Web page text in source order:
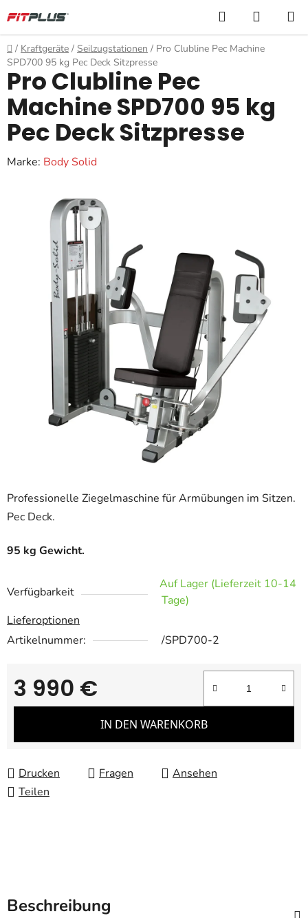
Inhalt
springen
Suchen
Startseite
/ Kraftgeräte / Seilzugstationen / Pro Clubline Pec Machine
SPD700 95 kg Pec Deck Sitzpresse
Professionelle Ziegelmaschine für Armübungen im Sitzen.
Pec Deck.
95 kg Gewicht.
Verfügbarkeit
Auf Lager (Lieferzeit 10-14
Tage)
Lieferoptionen
Artikelnummer:
/SPD700-2
3 990 €
Verkaufspreis:
IN DEN WARENKORB
Drucken Fragen
Ansehen
Teilen
Pro Clubline Pec
Machine SPD700 95 kg
Pec Deck Sitzpresse
Marke: Body Solid
Beschreibung